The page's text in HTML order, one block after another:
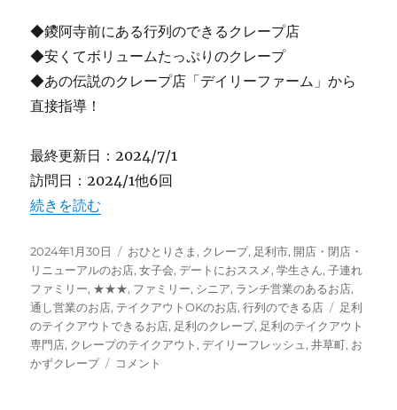
◆鑁阿寺前にある行列のできるクレープ店
◆安くてボリュームたっぷりのクレープ
◆あの伝説のクレープ店「デイリーファーム」から
直接指導！
最終更新日：2024/7/1
訪問日：2024/1他6回
“【足利】”デイリーフレッシュ” 鑁阿寺角のクレープ”
続きを読む
投
稿
日:
2024年1月30日
カ
テ
ゴ
リ
ー
おひとりさま, クレープ, 足利市, 開店・閉店・
リニューアルのお店,女子会,デートにおススメ,学生さん,子連れ
ファミリー, ★★★, ファミリー, シニア, ランチ営業のあるお店,
通し営業のお店, テイクアウトOKのお店,行列のできる店
タ
グ
足利
のテイクアウトできるお店, 足利のクレープ, 足利のテイクアウト
専門店, クレープのテイクアウト,デイリーフレッシュ,井草町, お
かずクレープ
【足
コメント